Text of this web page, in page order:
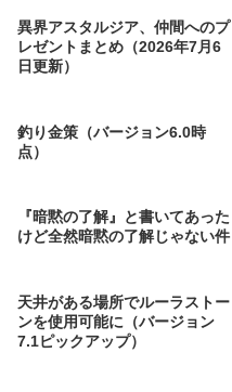
異界アスタルジア、仲間へのプ
レゼントまとめ（2026年7月6
日更新）
釣り金策（バージョン6.0時
点）
『暗黙の了解』と書いてあった
けど全然暗黙の了解じゃない件
天井がある場所でルーラストー
ンを使用可能に（バージョン
7.1ピックアップ）